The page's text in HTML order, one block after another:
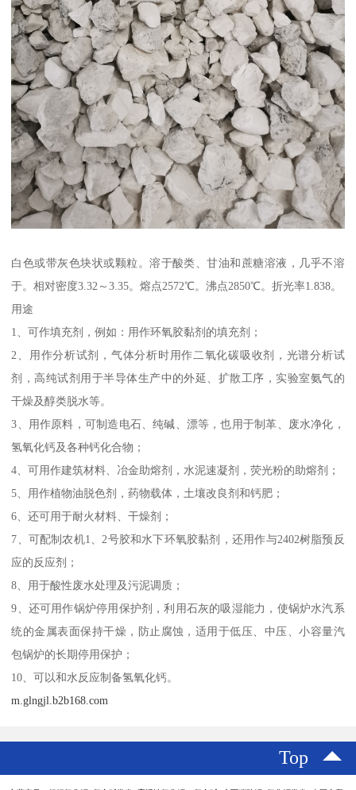
白色或带灰色块状或颗粒。溶于酸类、甘油和蔗糖溶液，几乎不溶
于。相对密度3.32～3.35。熔点2572℃。沸点2850℃。折光率1.838。
用途
1、可作填充剂，例如：用作环氧胶黏剂的填充剂；
2、用作分析试剂，气体分析时用作二氧化碳吸收剂，光谱分析试
剂，高纯试剂用于半导体生产中的外延、扩散工序，实验室氨气的
干燥及醇类脱水等。
3、用作原料，可制造电石、纯碱、漂等，也用于制革、废水净化，
氢氧化钙及各种钙化合物；
4、可用作建筑材料、冶金助熔剂，水泥速凝剂，荧光粉的助熔剂；
5、用作植物油脱色剂，药物载体，土壤改良剂和钙肥；
6、还可用于耐火材料、干燥剂；
7、可配制农机1、2号胶和水下环氧胶黏剂，还用作与2402树脂预反
应的反应剂；
8、用于酸性废水处理及污泥调质；
9、还可用作锅炉停用保护剂，利用石灰的吸湿能力，使锅炉水汽系
统的金属表面保持干燥，防止腐蚀，适用于低压、中压、小容量汽
包锅炉的长期停用保护；
10、可以和水反应制备氢氧化钙。
m.glngjl.b2b168.com
Top